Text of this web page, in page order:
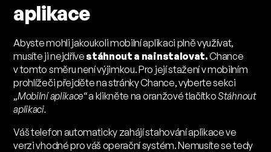
aplikace
Abyste mohli jakoukoli mobilní aplikaci plně využívat,
musíte ji nejdřívestáhnout a nainstalovat.Chance
v tomto směru není výjimkou. Pro její stažení v mobilním
prohlížeči přejděte na stránky Chance, vyberte sekci
„Mobilní aplikace“a klikněte na oranžové tlačítkoStáhnout
aplikaci.
Váš telefon automaticky zahájí stahování aplikace ve
verzi vhodné pro váš operační systém. Nemusíte se tedy